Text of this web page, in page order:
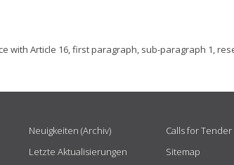
with Article 16, first paragraph, sub-paragraph 1,
Neuigkeiten (Archiv)
Letzte Aktualisierungen
Calls for Tender
Sitemap